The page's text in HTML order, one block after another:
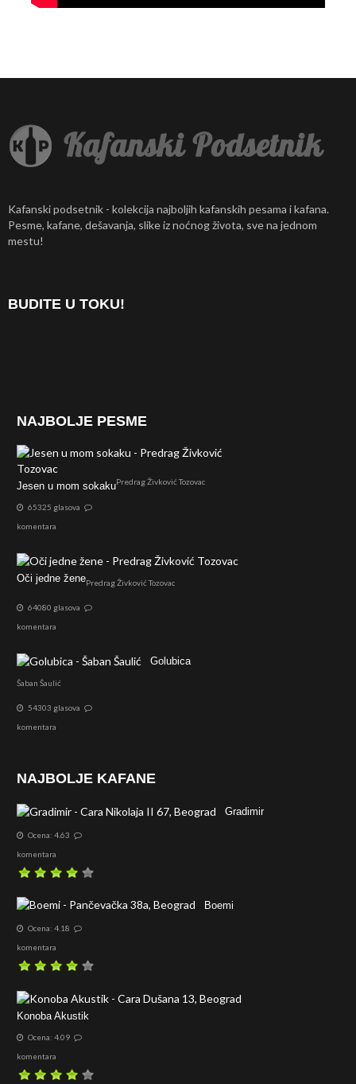
Kafanski podsetnik - kolekcija najboljih kafanskih pesama i kafana.
Pesme, kafane, dešavanja, slike iz noćnog života, sve na jednom
mestu!
BUDITE U TOKU!
NAJBOLJE PESME
Jesen u mom sokakuPredrag Živković Tozovac
65325 glasova
komentara
Oči jedne ženePredrag Živković Tozovac
64080 glasova
komentara
Golubica
Šaban Šaulić
54303 glasova
komentara
NAJBOLJE KAFANE
Gradimir
Ocena: 4.63
komentara
Boemi
Ocena: 4.18
komentara
Konoba Akustik
Ocena: 4.09
komentara